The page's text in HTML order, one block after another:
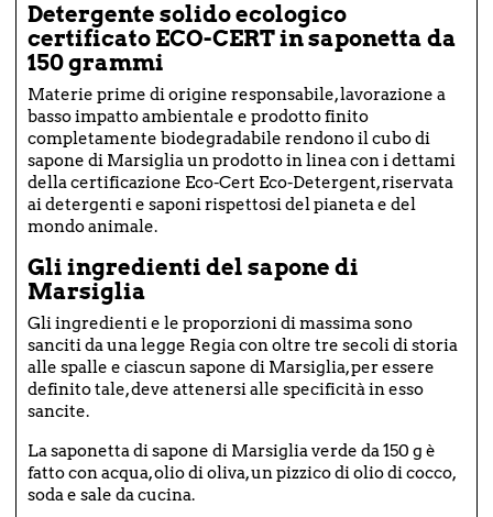
Detergente solido ecologico
certificato ECO-CERT in saponetta da
150 grammi
Materie prime di origine responsabile, lavorazione a
basso impatto ambientale e prodotto finito
completamente biodegradabile rendono il cubo di
sapone di Marsiglia un prodotto in linea con i dettami
della certificazione Eco-Cert Eco-Detergent, riservata
ai detergenti e saponi rispettosi del pianeta e del
mondo animale.
Gli ingredienti del sapone di
Marsiglia
Gli ingredienti e le proporzioni di massima sono
sanciti da una legge Regia con oltre tre secoli di storia
alle spalle e ciascun sapone di Marsiglia, per essere
definito tale, deve attenersi alle specificità in esso
sancite.
La saponetta di sapone di Marsiglia verde da 150 g è
fatto con acqua, olio di oliva, un pizzico di olio di cocco,
soda e sale da cucina.